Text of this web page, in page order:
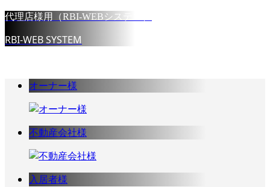
代理店様用（RBI-WEBシステム）
RBI-WEB SYSTEM
オーナー様
不動産会社様
入居者様